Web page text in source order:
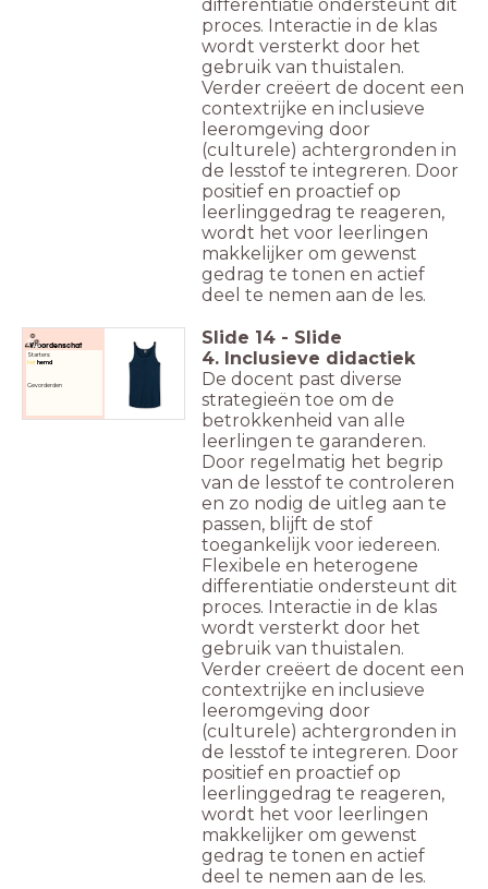
differentiatie ondersteunt dit
proces. Interactie in de klas
wordt versterkt door het
gebruik van thuistalen.
Verder creëert de docent een
contextrijke en inclusieve
leeromgeving door
(culturele) achtergronden in
de lesstof te integreren. Door
positief en proactief op
leerlinggedrag te reageren,
wordt het voor leerlingen
makkelijker om gewenst
gedrag te tonen en actief
deel te nemen aan de les.
Woordenschat
Starters:
hethemd
Gevorderden
Slide 14 - Slide
4. Inclusieve didactiek
De docent past diverse
strategieën toe om de
betrokkenheid van alle
leerlingen te garanderen.
Door regelmatig het begrip
van de lesstof te controleren
en zo nodig de uitleg aan te
passen, blijft de stof
toegankelijk voor iedereen.
Flexibele en heterogene
differentiatie ondersteunt dit
proces. Interactie in de klas
wordt versterkt door het
gebruik van thuistalen.
Verder creëert de docent een
contextrijke en inclusieve
leeromgeving door
(culturele) achtergronden in
de lesstof te integreren. Door
positief en proactief op
leerlinggedrag te reageren,
wordt het voor leerlingen
makkelijker om gewenst
gedrag te tonen en actief
deel te nemen aan de les.